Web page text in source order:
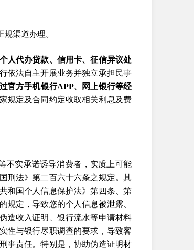
渠道办理。
人代办贷款、信用卡、征信异议处
依法自主开展业务并独立承担民事
官方手机银行APP、网上银行等经
规定及合同约定收取相关利息及费
不实承诺诱导消费者，实质上可能
刑法》第二百六十六条之规定。其
和国个人信息保护法》第四条、第
规定，导致您的个人信息被泄露、
造收入证明、银行流水等申请材料
性与银行尽职调查的要求，导致客
事责任。特别是，协助伪造证明材